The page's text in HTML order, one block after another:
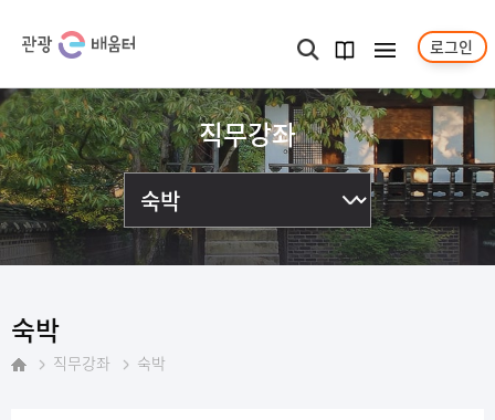
검색
과정
안내서
메뉴보기 로그인
직무강좌
숙박
직무강좌 숙박